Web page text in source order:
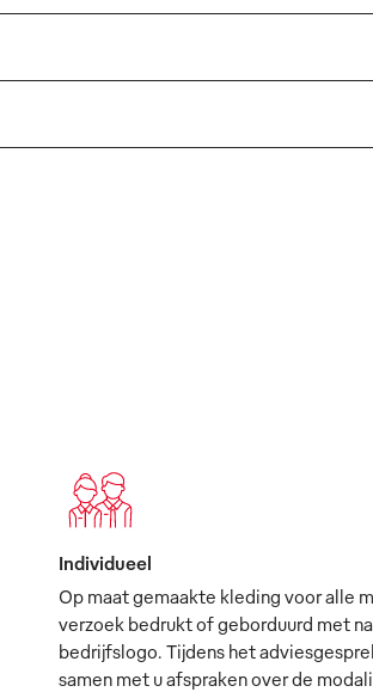
Individueel
Op maat gemaakte kleding voor alle
verzoek bedrukt of geborduurd met
bedrijfslogo. Tijdens het
samen met u afspraken over de